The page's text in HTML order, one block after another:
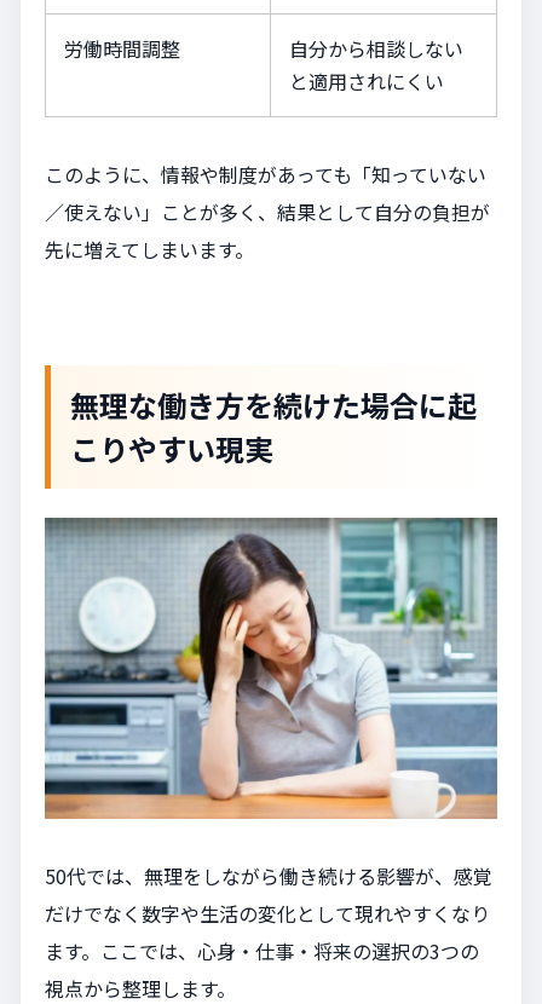
労働時間調整
自分から相談しない
と適用されにくい
このように、情報や制度があっても「知っていない
／使えない」ことが多く、結果として自分の負担が
先に増えてしまいます。
無理な働き方を続けた場合に起
こりやすい現実
50代では、無理をしながら働き続ける影響が、感覚
だけでなく数字や生活の変化として現れやすくなり
ます。ここでは、心身・仕事・将来の選択の3つの
視点から整理します。